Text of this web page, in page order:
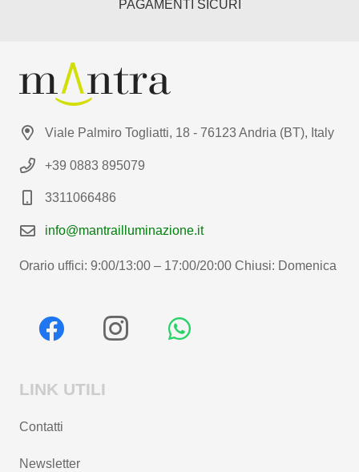
PAGAMENTI SICURI
Viale Palmiro Togliatti, 18 - 76123 Andria (BT), Italy
+39 0883 895079
3311066486
info@mantrailluminazione.it
Orario uffici: 9:00/13:00 – 17:00/20:00 Chiusi: Domenica
LINK UTILI
Contatti
Newsletter